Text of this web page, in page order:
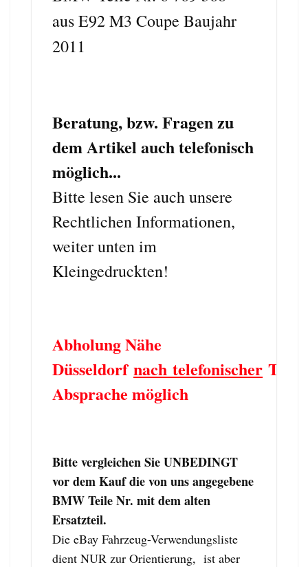
aus E92 M3 Coupe Baujahr
2011
Beratung, bzw. Fragen zu
dem Artikel auch telefonisch
möglich...
Bitte lesen Sie auch unsere
Rechtlichen Informationen,
weiter unten im
Kleingedruckten!
Abholung Nähe
Düsseldorfnach telefonischer
Absprache möglich
Bitte vergleichen Sie UNBEDINGT
vor dem Kauf die von uns angegebene
BMW Teile Nr. mit dem alten
Ersatzteil.
Die eBay Fahrzeug-Verwendungsliste
dient NUR zur Orientierung, ist aber